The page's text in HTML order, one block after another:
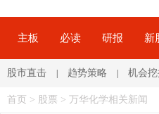
主板 必读 研报 新
股市直击 | 趋势策略 | 机会挖
首页 > 股票 > 万华化学相关新闻